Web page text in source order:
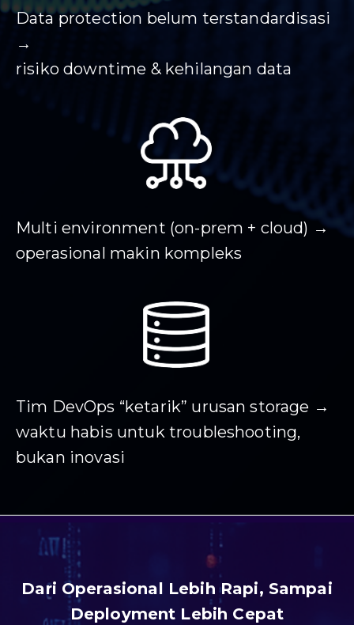
Data protection belum terstandardisasi
→
risiko downtime & kehilangan data
Multi environment (on-prem + cloud) →
operasional makin kompleks
Tim DevOps “ketarik” urusan storage →
waktu habis untuk troubleshooting,
bukan inovasi
Dari Operasional Lebih Rapi, Sampai
Deployment Lebih Cepat